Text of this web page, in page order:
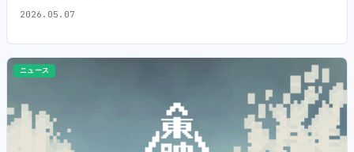
2026.05.07
ニュース